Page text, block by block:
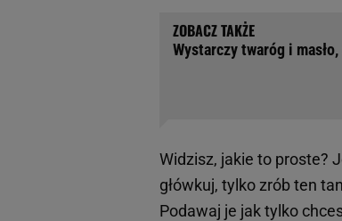
Wystarczy twaróg i
Widzisz, jakie to proste?
główkuj, tylko zrób ten
Podawaj je jak tylko